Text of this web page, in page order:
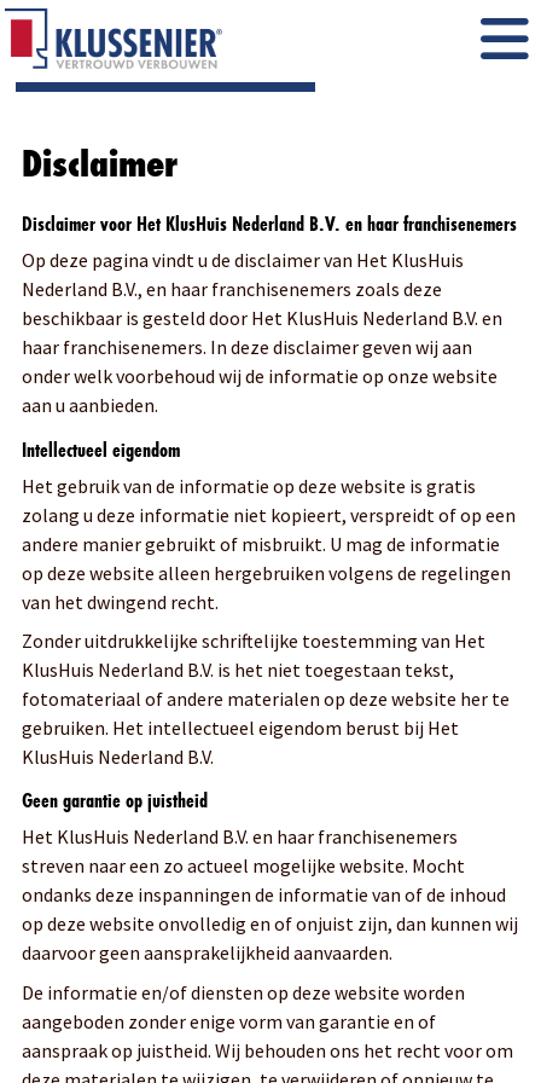
Disclaimer
Disclaimer voor Het KlusHuis Nederland B.V. en haar franchisenemers
Op deze pagina vindt u de disclaimer van Het KlusHuis
Nederland B.V., en haar franchisenemers zoals deze
beschikbaar is gesteld door Het KlusHuis Nederland B.V. en
haar franchisenemers. In deze disclaimer geven wij aan
onder welk voorbehoud wij de informatie op onze website
aan u aanbieden.
Intellectueel eigendom
Het gebruik van de informatie op deze website is gratis
zolang u deze informatie niet kopieert, verspreidt of op een
andere manier gebruikt of misbruikt. U mag de informatie
op deze website alleen hergebruiken volgens de regelingen
van het dwingend recht.
Zonder uitdrukkelijke schriftelijke toestemming van Het
KlusHuis Nederland B.V. is het niet toegestaan tekst,
fotomateriaal of andere materialen op deze website her te
gebruiken. Het intellectueel eigendom berust bij Het
KlusHuis Nederland B.V.
Geen garantie op juistheid
Het KlusHuis Nederland B.V. en haar franchisenemers
streven naar een zo actueel mogelijke website. Mocht
ondanks deze inspanningen de informatie van of de inhoud
op deze website onvolledig en of onjuist zijn, dan kunnen wij
daarvoor geen aansprakelijkheid aanvaarden.
De informatie en/of diensten op deze website worden
aangeboden zonder enige vorm van garantie en of
aanspraak op juistheid. Wij behouden ons het recht voor om